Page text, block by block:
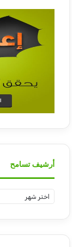
أرشيف تسامح
أرشيف
تسامح